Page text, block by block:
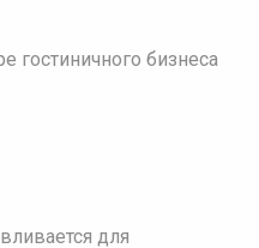
гостиничного бизнеса
для